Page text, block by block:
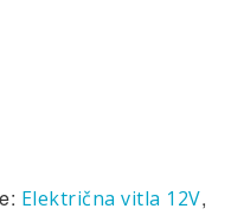
Električna vitla 12V,